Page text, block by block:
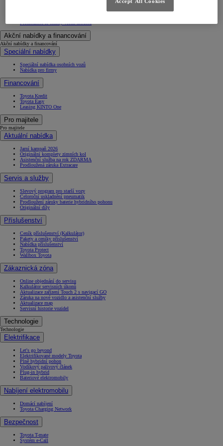
Akční nabídky a financování
Akční nabídky a financování
Speciální nabídky
Speciální nabídka osobních vozů
Nabídka pro firmy
Financování
Toyota Kredit
Toyota Easy
Leasing KINTO One
Pro majitele
Pro majitele
Aktuální nabídka
Jarní kampaň 2026
Originální komplety zimních kol
Asistenční služba na rok ZDARMA
Prodloužená záruka Extracare
Servis a služby
Slevový program pro starší vozy
Celoroční uskladnění pneumatik
Prodloužení záruky baterie hybridního pohonu
Originální díly
Příslušenství
Ceník příslušenství (Kalkulátor)
Pakety a ceníky příslušenství
Nabídka příslušenství
Toyota Protect
Wallbox Toyota
Zákaznická zóna
Online objednání do servisu
Kalkulátor servisních úkonů
Aktualizace zařízení Touch 2 s navigací GO
Záruka na nové vozidlo a asistenční služby
Aktualizace map
Servisní historie vozidel
Technologie
Technologie
Elektrifikace
Let's go beyond
Elektrifikované modely Toyota
Plně hybridní pohon
Vodíkový palivový článek
Plug-in hybrid
Bateriové elektromobily
Nabíjení elektromobilu
Domácí nabíjení
Toyota Charging Network
Bezpečnost
Toyota T-mate
Systém e-Call